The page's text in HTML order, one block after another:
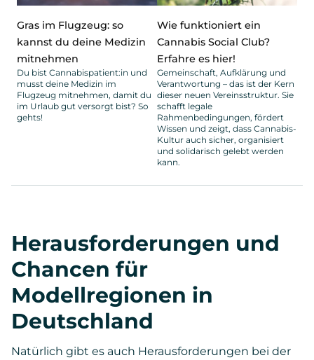
Gras im Flugzeug: so
kannst du deine Medizin
mitnehmen
Du bist Cannabispatient:in und
musst deine Medizin im
Flugzeug mitnehmen, damit du
im Urlaub gut versorgt bist? So
gehts!
Wie funktioniert ein
Cannabis Social Club?
Erfahre es hier!
Gemeinschaft, Aufklärung und
Verantwortung – das ist der Kern
dieser neuen Vereinsstruktur. Sie
schafft legale
Rahmenbedingungen, fördert
Wissen und zeigt, dass Cannabis-
Kultur auch sicher, organisiert
und solidarisch gelebt werden
kann.
Herausforderungen und
Chancen für
Modellregionen in
Deutschland
Natürlich gibt es auch Herausforderungen bei der